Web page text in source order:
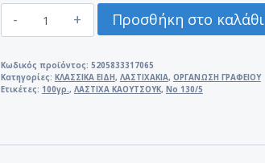
ΚΑΟΥΤΣΟΥΚ
130/5
100γρ.
Προσθήκη στο καλάθι
Κωδικός προϊόντος: 5205833317065
Κατηγορίες: ΚΛΑΣΣΙΚΑ ΕΙΔΗ, ΛΑΣΤΙΧΑΚΙΑ, ΟΡΓΑΝΩΣΗ ΓΡΑΦΕΙΟΥ
Ετικέτες: 100γρ., ΛΑΣΤΙΧΑ ΚΑΟΥΤΣΟΥΚ, Νο 130/5